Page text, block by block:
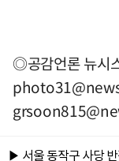
◎공감언론 뉴시